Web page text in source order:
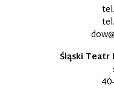
tel.
tel.
Śląski Teatr